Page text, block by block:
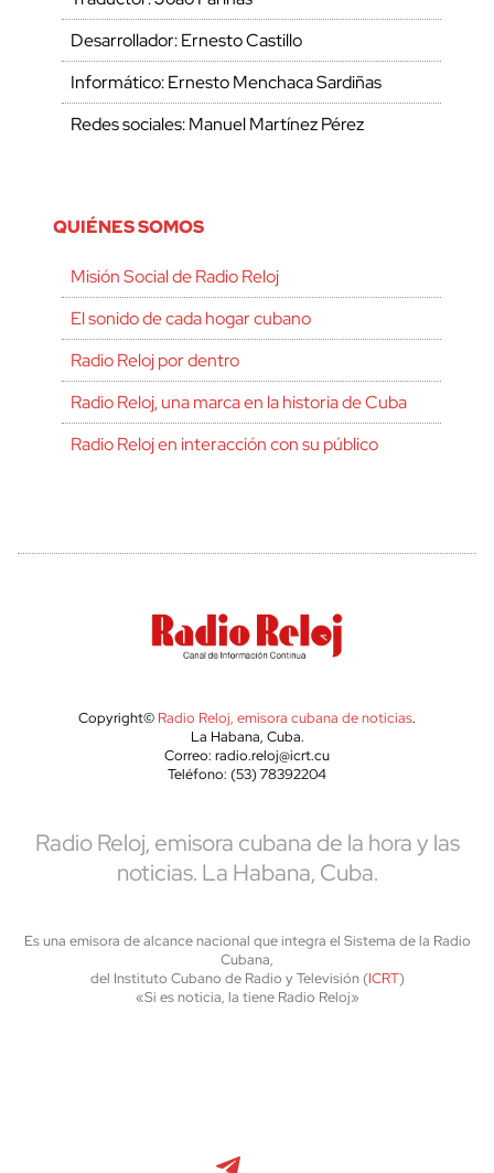
Desarrollador: Ernesto Castillo
Informático: Ernesto Menchaca Sardiñas
Redes sociales: Manuel Martínez Pérez
QUIÉNES SOMOS
Misión Social de Radio Reloj
El sonido de cada hogar cubano
Radio Reloj por dentro
Radio Reloj, una marca en la historia de Cuba
Radio Reloj en interacción con su público
Copyright© Radio Reloj, emisora cubana de noticias.
La Habana, Cuba.
Correo: radio.reloj@icrt.cu
Teléfono: (53) 78392204
Radio Reloj, emisora cubana de la hora y las
noticias. La Habana, Cuba.
Es una emisora de alcance nacional que integra el Sistema de la Radio
Cubana,
del Instituto Cubano de Radio y Televisión (ICRT)
«Si es noticia, la tiene Radio Reloj»